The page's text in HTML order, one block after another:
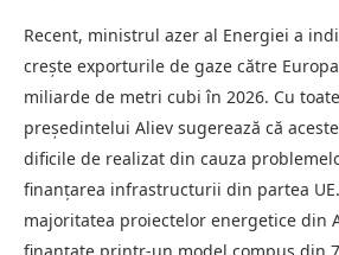
Recent, ministrul azer al Energiei a
crește exporturile de gaze către
miliarde de metri cubi în 2026. Cu
președintelui Aliev sugerează că
dificile de realizat din cauza
finanțarea infrastructurii din partea
majoritatea proiectelor energetice din
finanțate printr-un model compus din